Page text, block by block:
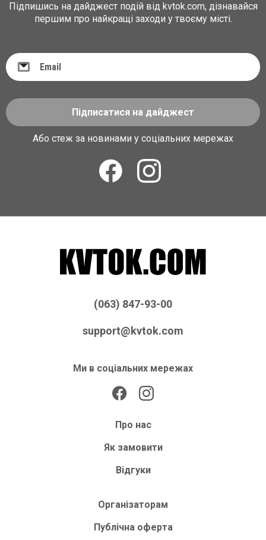
Підпишись на дайджест подій від kvtok.com, дізнавайся
першим про найкращі заходи у твоєму місті.
Підписатися на дайджест
Або стеж за новинами у соціальних мережах
(063) 847-93-00
support@kvtok.com
Ми в соціальних мережах
Про нас
Як замовити
Відгуки
Організаторам
Публічна оферта